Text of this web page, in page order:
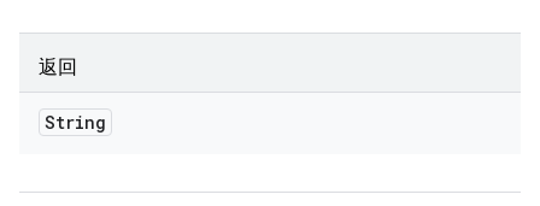
返回
String